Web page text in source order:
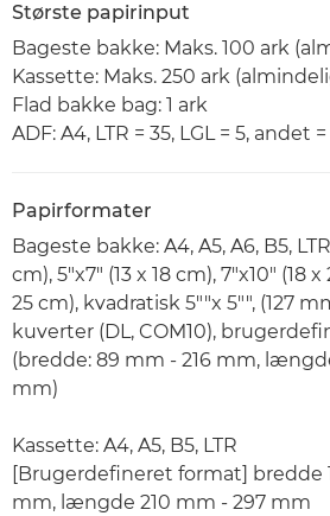
Største papirinput
Bageste bakke: Maks. 100 ark
Kassette: Maks. 250 ark
Flad bakke bag: 1 ark
ADF: A4, LTR = 35, LGL = 5, andet =
Papirformater
Bageste bakke: A4, A5, A6, B5,
cm), 5"x7" (13 x 18 cm), 7"x10" (18
25 cm), kvadratisk 5""x 5"", (127
kuverter (DL, COM10),
(bredde: 89 mm - 216 mm,
mm)
Kassette: A4, A5, B5, LTR
[Brugerdefineret format] bredde
mm, længde 210 mm - 297 mm